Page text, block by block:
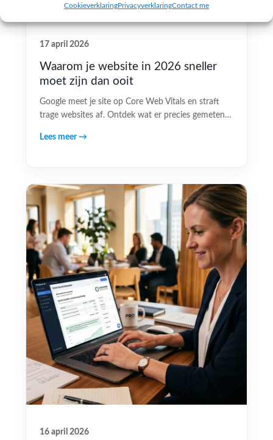
CookieverklaringPrivacyverklaringContact me
17 april 2026
Waarom je website in 2026 sneller
moet zijn dan ooit
Google meet je site op Core Web Vitals en straft
trage websites af. Ontdek wat er precies gemeten…
Lees meer →
16 april 2026